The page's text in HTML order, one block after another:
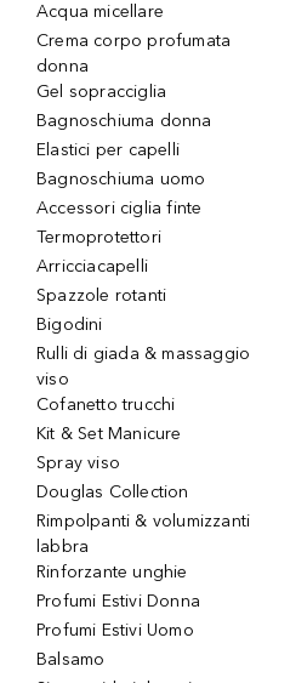
Acqua micellare
Crema corpo profumata
donna
Gel sopracciglia
Bagnoschiuma donna
Elastici per capelli
Bagnoschiuma uomo
Accessori ciglia finte
Termoprotettori
Arricciacapelli
Spazzole rotanti
Bigodini
Rulli di giada & massaggio
viso
Cofanetto trucchi
Kit & Set Manicure
Spray viso
Douglas Collection
Rimpolpanti & volumizzanti
labbra
Rinforzante unghie
Profumi Estivi Donna
Profumi Estivi Uomo
Balsamo